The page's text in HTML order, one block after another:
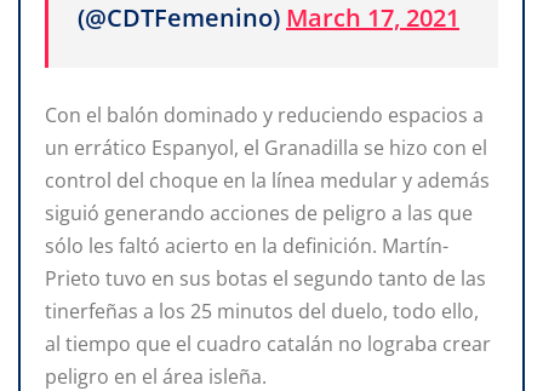
(@CDTFemenino) March 17, 2021
Con el balón dominado y reduciendo espacios a
un errático Espanyol, el Granadilla se hizo con el
control del choque en la línea medular y además
siguió generando acciones de peligro a las que
sólo les faltó acierto en la definición. Martín-
Prieto tuvo en sus botas el segundo tanto de las
tinerfeñas a los 25 minutos del duelo, todo ello,
al tiempo que el cuadro catalán no lograba crear
peligro en el área isleña.